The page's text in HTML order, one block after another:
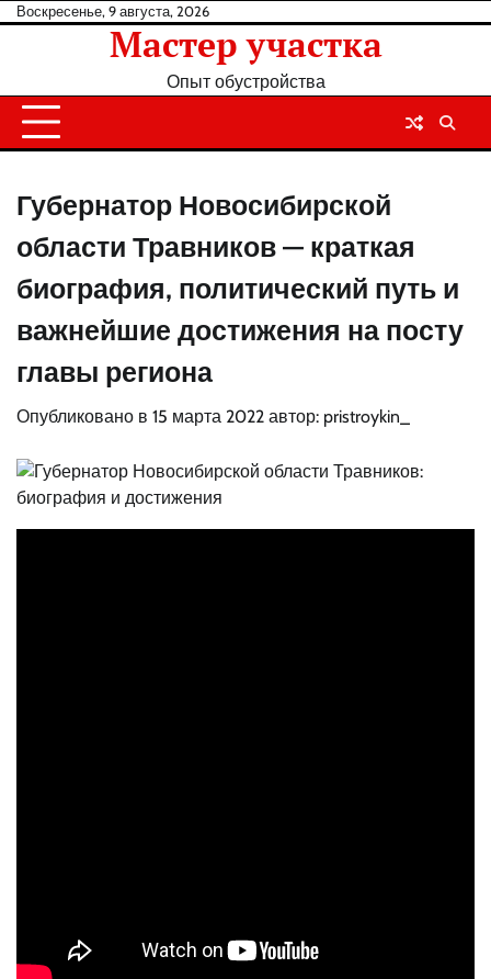
Перейти
Воскресенье, 9 августа, 2026
Мастер участка
Опыт обустройства
Губернатор Новосибирской
области Травников — краткая
биография, политический путь и
важнейшие достижения на посту
главы региона
Опубликовано в 15 марта 2022 автор: pristroykin_